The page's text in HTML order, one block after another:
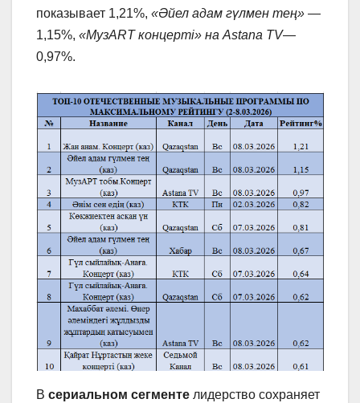
показывает 1,21%, «Әйел адам гүлмен тең» —
1,15%, «МузART концерті» на Astana TV—
0,97%.
В сериальном сегменте лидерство сохраняет